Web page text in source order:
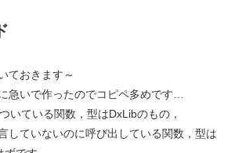
ておきます～
急いで作ったのでコピペ多めです…
いている関数，型はDxLibのもの，
していないのに呼び出している関数，型は